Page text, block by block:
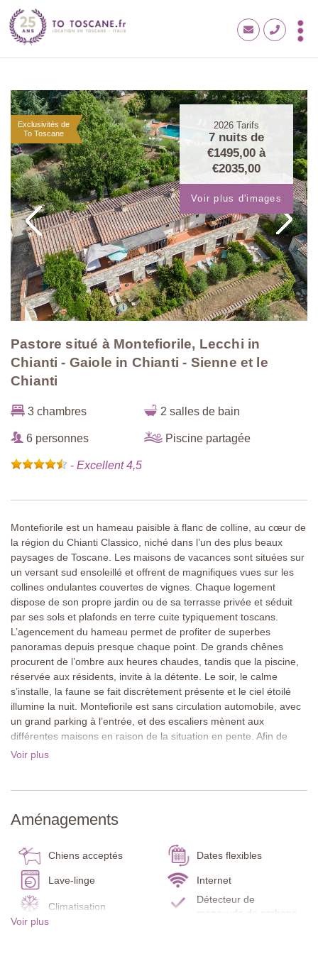
Exclusivités de
To Toscane
2026 Tarifs
7 nuits de
€1495,00 à
€2035,00
Voir plus d'images
Pastore situé à Montefiorile, Lecchi in
Chianti - Gaiole in Chianti - Sienne et le
Chianti
3 chambres 2 salles de bain
6 personnes Piscine partagée
- Excellent 4,5
Montefiorile est un hameau paisible à flanc de colline, au cœur de
la région du Chianti Classico, niché dans l’un des plus beaux
paysages de Toscane. Les maisons de vacances sont situées sur
un versant sud ensoleillé et offrent de magnifiques vues sur les
collines ondulantes couvertes de vignes. Chaque logement
dispose de son propre jardin ou de sa terrasse privée et séduit
par ses sols et plafonds en terre cuite typiquement toscans.
L’agencement du hameau permet de profiter de superbes
panoramas depuis presque chaque point. De grands chênes
procurent de l’ombre aux heures chaudes, tandis que la piscine,
réservée aux résidents, invite à la détente. Le soir, le calme
s’installe, la faune se fait discrètement présente et le ciel étoilé
illumine la nuit. Montefiorile est sans circulation automobile, avec
un grand parking à l’entrée, et des escaliers mènent aux
différentes maisons en raison de la situation en pente. Afin de
préserver cette atmosphère sereine, nous recommandons ce
Le village pittoresque de Lecchi se trouve à seulement 1,5 km et
est accessible à pied par un sentier bien entretenu et vallonné.
épicerie bien fournie. Le charmant village de San Sano est
également accessible à pied. La ville médiévale de Radda in
Chianti, avec ses commerces et ses bons restaurants, est située
à environ 8 km. Montefiorile est entouré de domaines viticoles
réputés, dont Castello di Ama à moins de 2 km et le célèbre
Castello di Brolio à environ 25 minutes en voiture. Siena, Arezzo
Voir plus
Aménagements
Chiens acceptés Dates flexibles
Lave-linge Internet
Climatisation
Détecteur de
monoxyde de carbone
Voir plus